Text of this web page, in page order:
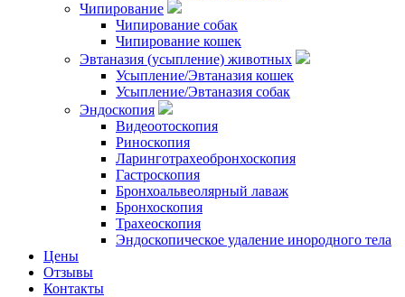
Чипирование
Чипирование собак
Чипирование кошек
Эвтаназия (усыпление) животных
Усыпление/Эвтаназия кошек
Усыпление/Эвтаназия собак
Эндоскопия
Видеоотоскопия
Риноскопия
Ларинготрахеобронхоскопия
Гастроскопия
Бронхоальвеолярный лаваж
Бронхоскопия
Трахеоскопия
Эндоскопическое удаление инородного тела
Цены
Отзывы
Контакты